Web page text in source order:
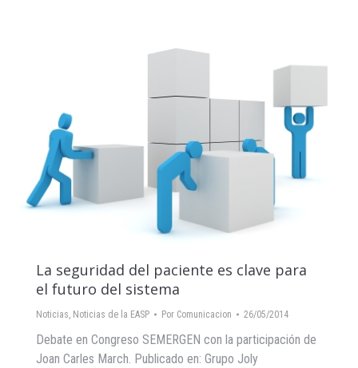
La seguridad del paciente es clave para
el futuro del sistema
Noticias, Noticias de la EASP Por Comunicacion 26/05/2014
Debate en Congreso SEMERGEN con la participación de
Joan Carles March. Publicado en: Grupo Joly